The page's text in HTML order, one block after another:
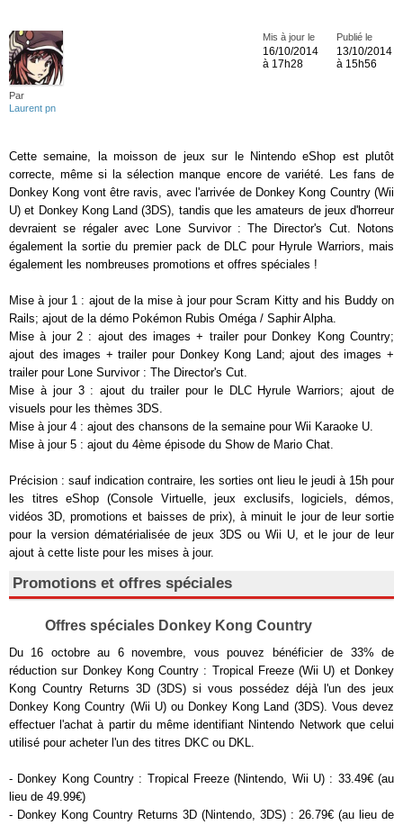
Par
Laurent pn
Publié le
13/10/2014
à 15h56
Mis à jour le
16/10/2014
à 17h28
Cette semaine, la moisson de jeux sur le Nintendo eShop est plutôt
correcte, même si la sélection manque encore de variété. Les fans de
Donkey Kong vont être ravis, avec l'arrivée de Donkey Kong Country (Wii
U) et Donkey Kong Land (3DS), tandis que les amateurs de jeux d'horreur
devraient se régaler avec Lone Survivor : The Director's Cut. Notons
également la sortie du premier pack de DLC pour Hyrule Warriors, mais
également les nombreuses promotions et offres spéciales !
Mise à jour 1 : ajout de la mise à jour pour Scram Kitty and his Buddy on
Rails; ajout de la démo Pokémon Rubis Oméga / Saphir Alpha.
Mise à jour 2 : ajout des images + trailer pour Donkey Kong Country;
ajout des images + trailer pour Donkey Kong Land; ajout des images +
trailer pour Lone Survivor : The Director's Cut.
Mise à jour 3 : ajout du trailer pour le DLC Hyrule Warriors; ajout de
visuels pour les thèmes 3DS.
Mise à jour 4 : ajout des chansons de la semaine pour Wii Karaoke U.
Mise à jour 5 : ajout du 4ème épisode du Show de Mario Chat.
Précision : sauf indication contraire, les sorties ont lieu le jeudi à 15h pour
les titres eShop (Console Virtuelle, jeux exclusifs, logiciels, démos,
vidéos 3D, promotions et baisses de prix), à minuit le jour de leur sortie
pour la version dématérialisée de jeux 3DS ou Wii U, et le jour de leur
ajout à cette liste pour les mises à jour.
Promotions et offres spéciales
Offres spéciales Donkey Kong Country
Du 16 octobre au 6 novembre, vous pouvez bénéficier de 33% de
réduction sur Donkey Kong Country : Tropical Freeze (Wii U) et Donkey
Kong Country Returns 3D (3DS) si vous possédez déjà l'un des jeux
Donkey Kong Country (Wii U) ou Donkey Kong Land (3DS). Vous devez
effectuer l'achat à partir du même identifiant Nintendo Network que celui
utilisé pour acheter l'un des titres DKC ou DKL.
- Donkey Kong Country : Tropical Freeze (Nintendo, Wii U) : 33.49€ (au
lieu de 49.99€)
- Donkey Kong Country Returns 3D (Nintendo, 3DS) : 26.79€ (au lieu de